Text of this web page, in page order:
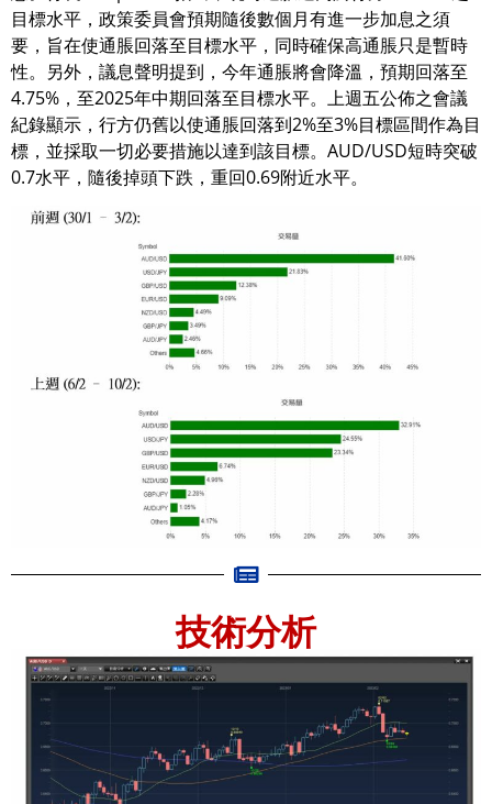
目標水平，政策委員會預期隨後數個月有進一步加息之須
要，旨在使通脹回落至目標水平，同時確保高通脹只是暫時
性。另外，議息聲明提到，今年通脹將會降溫，預期回落至
4.75%，至2025年中期回落至目標水平。上週五公佈之會議
紀錄顯示，行方仍舊以使通脹回落到2%至3%目標區間作為目
標，並採取一切必要措施以達到該目標。AUD/USD短時突破
0.7水平，隨後掉頭下跌，重回0.69附近水平。
技術分析